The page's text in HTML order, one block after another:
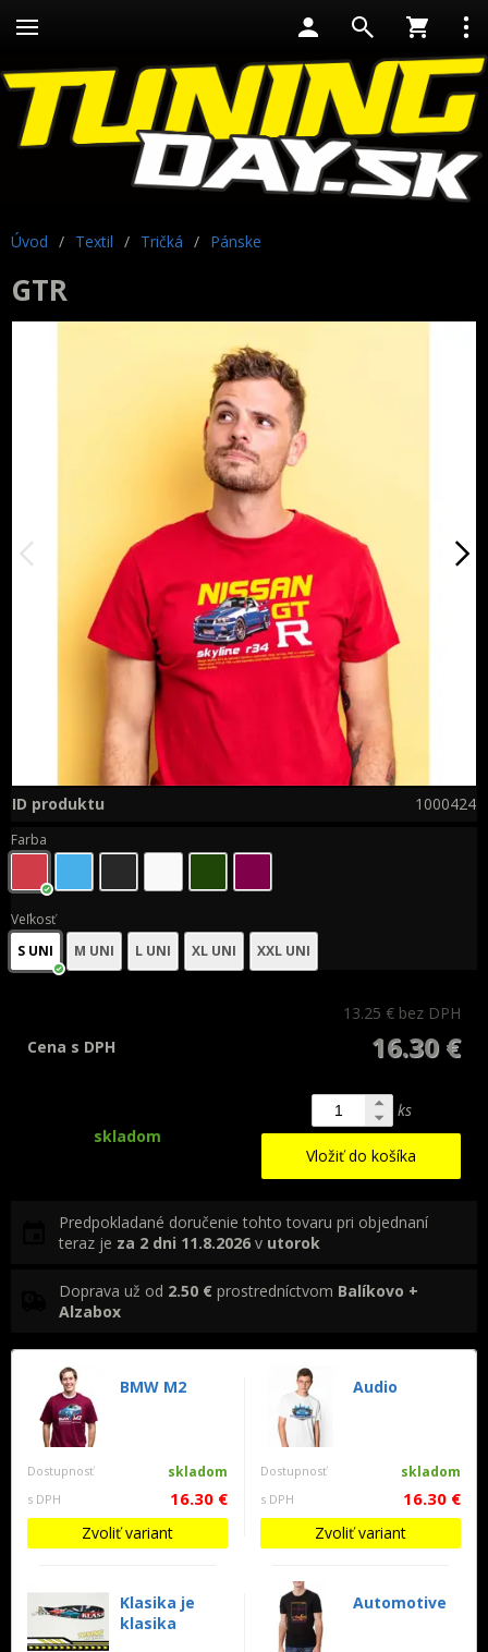
Úvod / Textil / Tričká / Pánske
GTR
ID produktu 1000424
Farba
Veľkosť
S UNI
M UNI L UNI XL UNI XXL UNI
13.25 € bez DPH
16.30 €
Cena s DPH
skladom
ks
Vložiť do košíka
Predpokladané doručenie tohto tovaru pri objednaní
teraz je za 2 dni 11.8.2026 v utorok
Doprava už od 2.50 € prostredníctvom Balíkovo +
Alzabox
BMW M2
Dostupnosť skladom
s DPH 16.30 €
Zvoliť variant
Audio
Dostupnosť skladom
s DPH 16.30 €
Zvoliť variant
Klasika je
klasika
Automotive